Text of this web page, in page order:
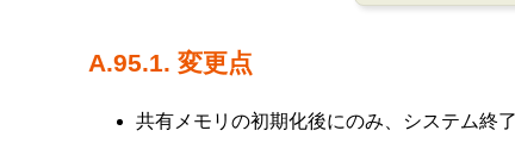
A.95.1. 変更点
共有メモリの初期化後にのみ、システム終